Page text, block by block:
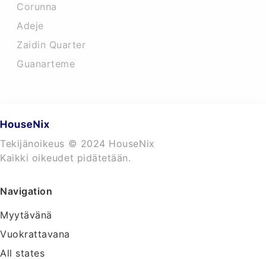
Corunna
Adeje
Zaidin Quarter
Guanarteme
Tekijänoikeus © 2024 HouseNix
Kaikki oikeudet pidätetään.
Navigation
Myytävänä
Vuokrattavana
All states